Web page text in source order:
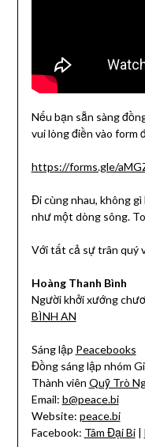
Nếu bạn sẵn sàng
vui lòng điền vào form
https://forms.gle/
Đi cùng nhau, không
như một dòng sông.
Với tất cả sự trân quý
Hoàng Thanh Bình
Người khởi xướng
BÌNH AN
Sáng lập Peacebooks
Đồng sáng lập nhóm
Thành viên Quỹ Trò
Email: b@peace.bi
Website: peace.bi
Facebook: Tâm Đại Bi|